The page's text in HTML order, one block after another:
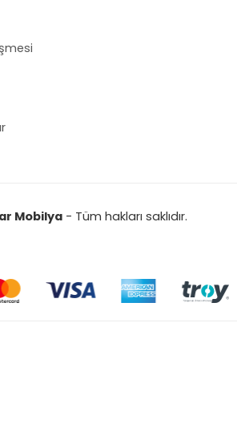
Mobilya- Tüm hakları saklıdır.